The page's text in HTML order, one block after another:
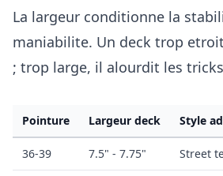
La largeur conditionne la
maniabilite. Un deck trop
; trop large, il alourdit les
Pointure Largeur deck Style
36-39 7.5" - 7.75" Street